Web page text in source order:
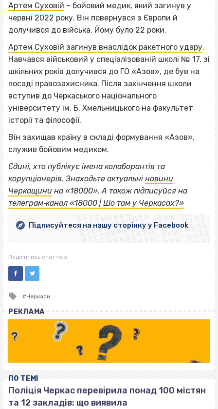
Артем Суховій – бойовий медик, який загинув у
червні 2022 року. Він повернувся з Європи й
долучився до війська. Йому було 22 роки.
Артем Суховій загинув внаслідок ракетного удару.
Навчався військовий у спеціалізованій школі № 17, зі
шкільних років долучився до ГО «Азов», де був на
посаді правозахисника. Після закінчення школи
вступив до Черкаського національного
університету ім. Б. Хмельницького на факультет
історії та філософії.
Він захищав країну в складі формування «Азов»,
служив бойовим медиком.
Єдині, хто публікує імена колаборантів та
корупціонерів. Знаходьте актуальні новини
Черкащини на «18000». А також підписуйся на
телеграм‐канал «18000 | Шо там у Черкасах?»
ВІСІМНАДЦЯТЬ ТРИ НУЛІ
ВІСІМНАДЦЯТЬ ТРИ НУЛІ
ВІСІМНАДЦЯТЬ ТРИ НУЛІ
ВІСІМНАДЦЯТЬ ТРИ НУЛІ
ВІСІМНАДЦЯТЬ ТРИ НУЛІ
ВІСІМНАДЦЯТЬ ТРИ НУЛІ
ВІСІМНАДЦЯТЬ ТРИ НУЛІ
ВІСІМНАДЦЯТЬ ТРИ НУЛІ
Підписуйтеся на нашу сторінку у Facebook
Поділитись статтею
Tagged
Черкаси
РЕКЛАМА
ПО ТЕМІ
Поліція Черкас перевірила понад 100 містян
та 12 закладів: що виявила